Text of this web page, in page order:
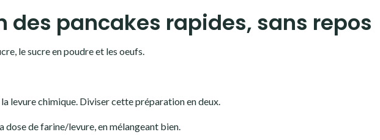
des pancakes rapides, sans repos
le sucre en poudre et les oeufs.
levure chimique. Diviser cette préparation en deux.
dose de farine/levure, en mélangeant bien.